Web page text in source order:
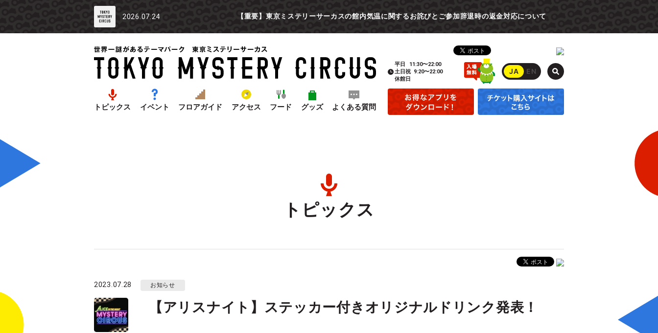
2026.07.24 【重要】東京ミステリーサーカスの館内気温に関するお詫びとご参加辞退時の返金対応について
トピックス イベント フロアガイド アクセス フード グッズ よくある質問
平日
11:30〜22:00
土日祝 9:20〜22:00
休館日
JA EN
トピックス
2023.07.28 お知らせ
【アリスナイト】ステッカー付きオリジナルドリンク発表！